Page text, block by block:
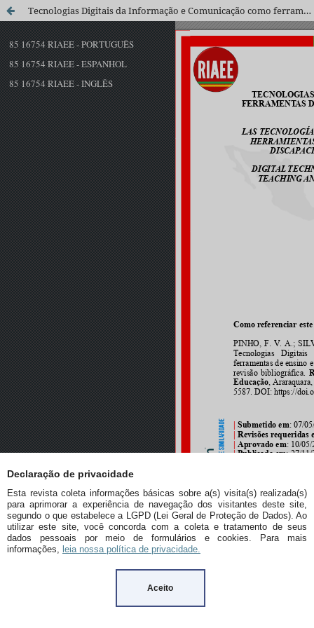
Declaração de privacidade
Esta revista coleta informações básicas sobre a(s) visita(s) realizada(s)
para aprimorar a experiência de navegação dos visitantes deste site,
segundo o que estabelece a LGPD (Lei Geral de Proteção de Dados). Ao
utilizar este site, você concorda com a coleta e tratamento de seus
dados pessoais por meio de formulários e cookies. Para mais
informações, leia nossa política de privacidade.
Aceito
Tecnologias Digitais da Informação e Comunicação como ferramentas de ensino e aprendizagem de deficientes visuais